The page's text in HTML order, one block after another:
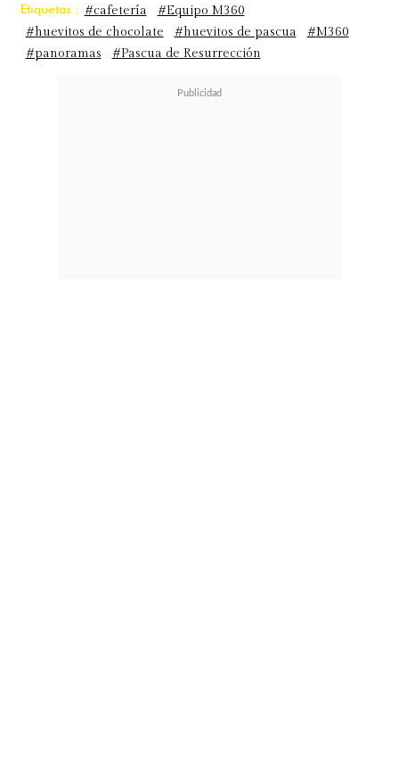
Etiquetas : #cafetería
#Equipo M360
#huevitos de chocolate
#huevitos de pascua
#M360
#panoramas
#Pascua de Resurrección